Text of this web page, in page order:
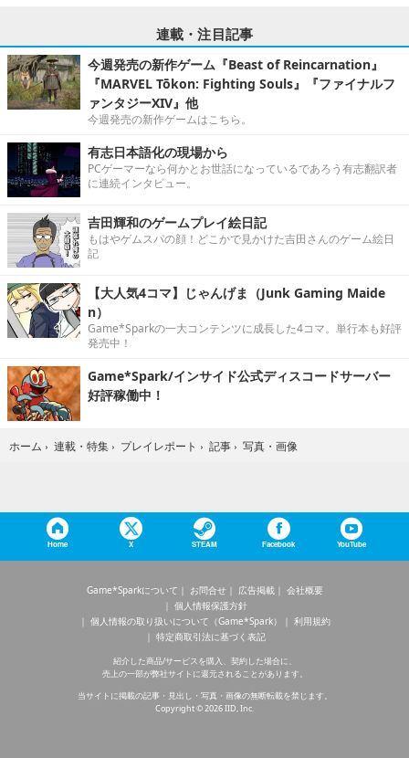
連載・注目記事
今週発売の新作ゲーム『Beast of Reincarnation』
『MARVEL Tōkon: Fighting Souls』『ファイナルフ
ァンタジーXIV』他
今週発売の新作ゲームはこちら。
有志日本語化の現場から
PCゲーマーなら何かとお世話になっているであろう有志翻訳者
に連続インタビュー。
吉田輝和のゲームプレイ絵日記
もはやゲムスパの顔！どこかで見かけた吉田さんのゲーム絵日
記
【大人気4コマ】じゃんげま（Junk Gaming Maide
n）
Game*Sparkの一大コンテンツに成長した4コマ。単行本も好評
発売中！
Game*Spark/インサイド公式ディスコードサーバー
好評稼働中！
ホーム › 連載・特集 › プレイレポート › 記事 › 写真・画像
Home X STEAM Facebook YouTube
Game*Sparkについて お問合せ 広告掲載
会社概要
個人情報保護方針
個人情報の取り扱いについて（Game*Spark）
利用規約
特定商取引法に基づく表記
紹介した商品/サービスを購入、契約した場合に、
売上の一部が弊社サイトに還元されることがあります。
当サイトに掲載の記事・見出し・写真・画像の無断転載を禁じます。
Copyright © 2026 IID, Inc.